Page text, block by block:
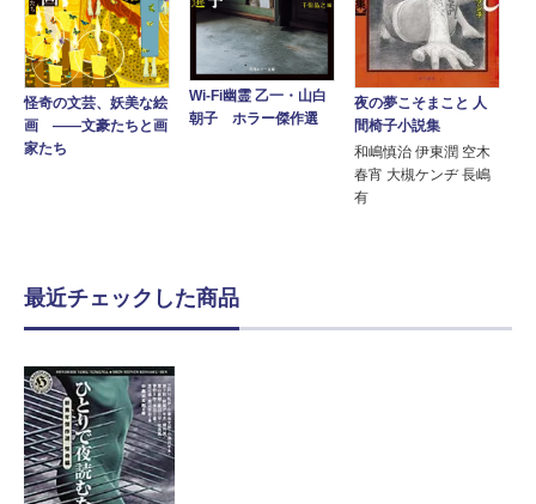
怪奇の文芸、妖美な絵
画 ――文豪たちと画
家たち
Wi-Fi幽霊 乙一・山白
朝子 ホラー傑作選
夜の夢こそまこと 人
間椅子小説集
和嶋慎治 伊東潤 空木
春宵 大槻ケンヂ 長嶋
有
最近チェックした商品